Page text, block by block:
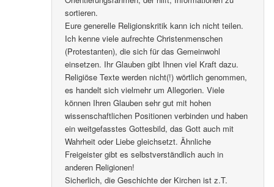
sortieren.
Eure generelle Religionskritik kann ich nicht teilen.
Ich kenne viele aufrechte Christenmenschen
(Protestanten), die sich für das Gemeinwohl
einsetzen. Ihr Glauben gibt Ihnen viel Kraft dazu.
Religiöse Texte werden nicht(!) wörtlich genommen,
es handelt sich vielmehr um Allegorien. Viele
können Ihren Glauben sehr gut mit hohen
wissenschaftlichen Positionen verbinden und haben
ein weitgefasstes Gottesbild, das Gott auch mit
Wahrheit oder Liebe gleichsetzt. Ähnliche
Freigeister gibt es selbstverständlich auch in
anderen Religionen!
Sicherlich, die Geschichte der Kirchen ist z.T.